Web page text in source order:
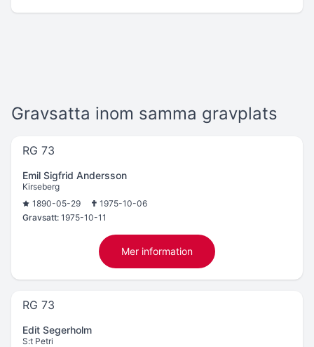
Gravsatta inom samma gravplats
RG 73
Emil Sigfrid Andersson
Kirseberg
1890-05-29
1975-10-06
Gravsatt: 1975-10-11
Mer information
RG 73
Edit Segerholm
S:t Petri